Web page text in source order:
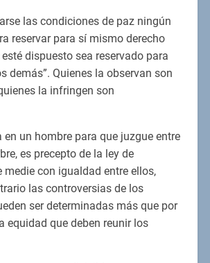
las condiciones de paz ningún
reservar para sí mismo derecho
dispuesto sea reservado para
demás”. Quienes la observan son
la infringen son
en un hombre para que juzgue entre
es precepto de la ley de
medie con igualdad entre ellos,
las controversias de los
ser determinadas más que por
equidad que deben reunir los